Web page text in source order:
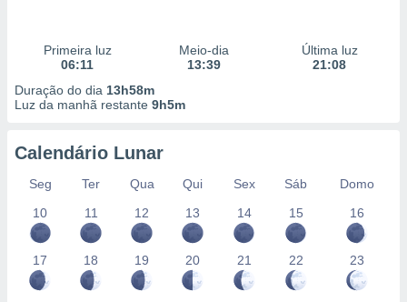
Primeira luz
06:11
Meio-dia
13:39
Última luz
21:08
Duração do dia 13h58m
Luz da manhã restante 9h5m
Calendário Lunar
Seg Ter Qua Qui Sex Sáb
Domo
10
11 12 13 14 15 16
17 18 19 20 21 22 23